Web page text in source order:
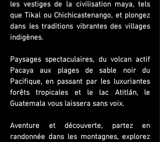
les vestiges de la civilisation maya, tels
que Tikal ou Chichicastenango, et plongez
dans les traditions vibrantes des villages
indigènes.
Paysages spectaculaires, du volcan actif
Pacaya aux plages de sable noir du
Pacifique, en passant par les luxuriantes
forêts tropicales et le lac Atitlán, le
Guatemala vous laissera sans voix.
Aventure et découverte, partez en
randonnée dans les montagnes, explorez